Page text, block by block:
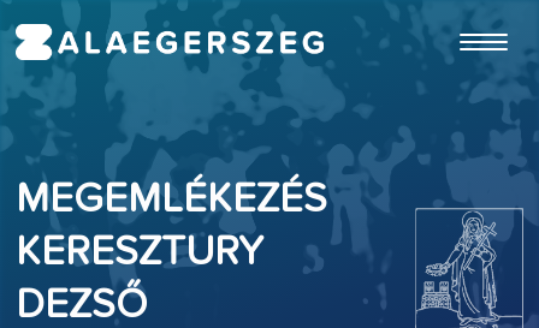
ugrás a fő tartalomhoz
MEGEMLÉKEZÉS
KERESZTURY
DEZSŐ